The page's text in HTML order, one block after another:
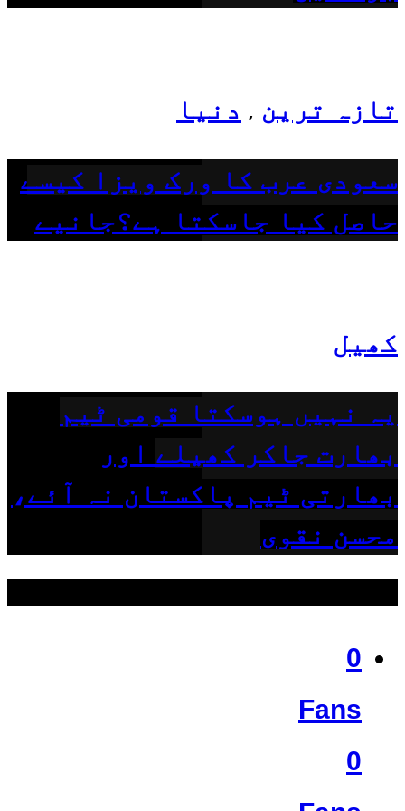
تازہ ترین , دنیا
سعودی عرب کا ورک ویزا کیسے
حاصل کیا جاسکتا ہے؟جانیے
کھیل
یہ نہیں ہوسکتا قومی ٹیم
بھارت جاکر کھیلے اور
بھارتی ٹیم پاکستان نہ آئے،
محسن نقوی
0
Fans
0